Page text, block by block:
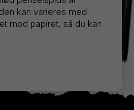
kan varieres med
mod papiret, så du kan